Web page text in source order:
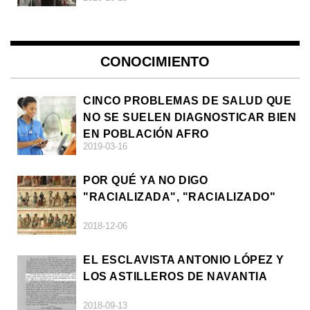
CONOCIMIENTO
CINCO PROBLEMAS DE SALUD QUE
NO SE SUELEN DIAGNOSTICAR BIEN
EN POBLACIÓN AFRO
2019-03-16
POR QUÉ YA NO DIGO
"RACIALIZADA", "RACIALIZADO"
2018-12-06
EL ESCLAVISTA ANTONIO LÓPEZ Y
LOS ASTILLEROS DE NAVANTIA
2018-09-13